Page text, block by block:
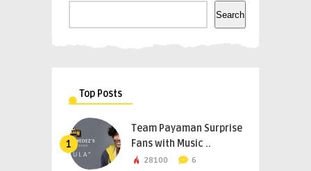
Search
Top Posts
1
Team Payaman Surprise
Fans with Music ..
28100 6